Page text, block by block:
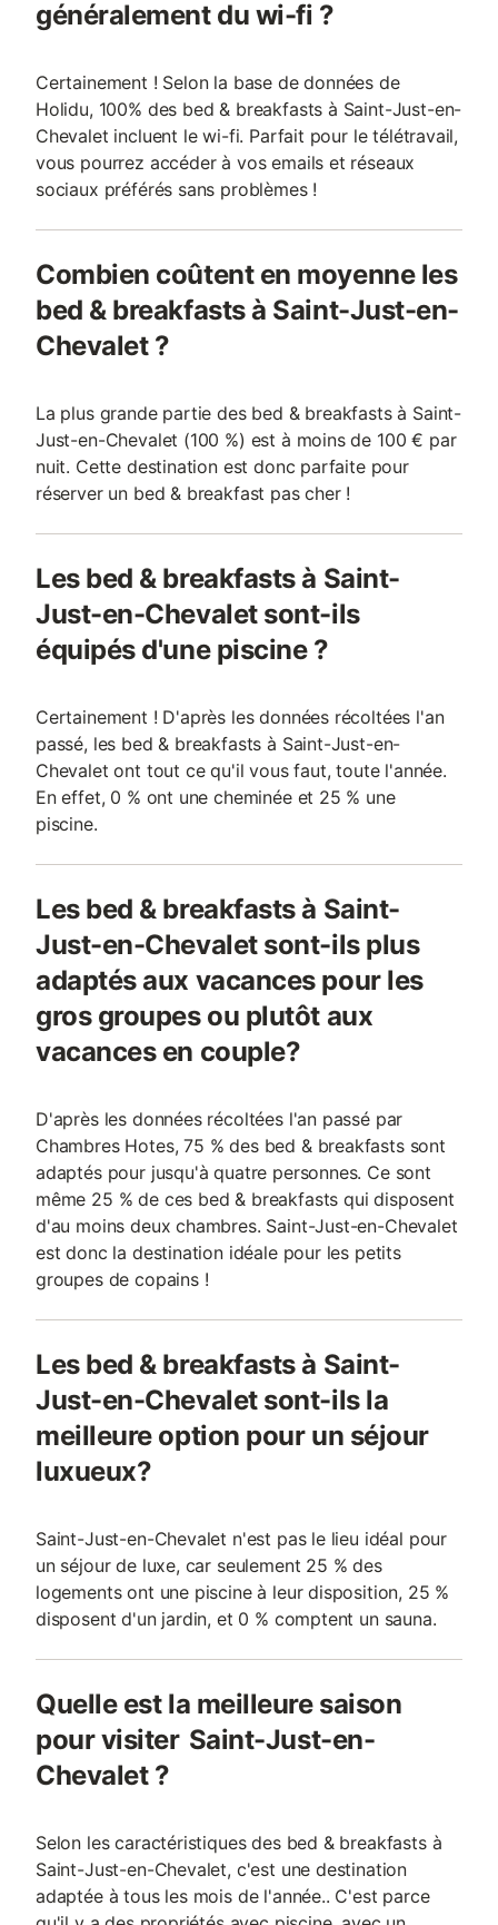
généralement du wi-fi ?
Certainement ! Selon la base de données de
Holidu, 100% des bed & breakfasts à Saint-Just-en-
Chevalet incluent le wi-fi. Parfait pour le télétravail,
vous pourrez accéder à vos emails et réseaux
sociaux préférés sans problèmes !
Combien coûtent en moyenne les
bed & breakfasts à Saint-Just-en-
Chevalet ?
La plus grande partie des bed & breakfasts à Saint-
Just-en-Chevalet (100 %) est à moins de 100 € par
nuit. Cette destination est donc parfaite pour
réserver un bed & breakfast pas cher !
Les bed & breakfasts à Saint-
Just-en-Chevalet sont-ils
équipés d'une piscine ?
Certainement ! D'après les données récoltées l'an
passé, les bed & breakfasts à Saint-Just-en-
Chevalet ont tout ce qu'il vous faut, toute l'année.
En effet, 0 % ont une cheminée et 25 % une
piscine.
Les bed & breakfasts à Saint-
Just-en-Chevalet sont-ils plus
adaptés aux vacances pour les
gros groupes ou plutôt aux
vacances en couple?
D'après les données récoltées l'an passé par
Chambres Hotes, 75 % des bed & breakfasts sont
adaptés pour jusqu'à quatre personnes. Ce sont
même 25 % de ces bed & breakfasts qui disposent
d'au moins deux chambres. Saint-Just-en-Chevalet
est donc la destination idéale pour les petits
groupes de copains !
Les bed & breakfasts à Saint-
Just-en-Chevalet sont-ils la
meilleure option pour un séjour
luxueux?
Saint-Just-en-Chevalet n'est pas le lieu idéal pour
un séjour de luxe, car seulement 25 % des
logements ont une piscine à leur disposition, 25 %
disposent d'un jardin, et 0 % comptent un sauna.
Quelle est la meilleure saison
pour visiter Saint-Just-en-
Chevalet ?
Selon les caractéristiques des bed & breakfasts à
Saint-Just-en-Chevalet, c'est une destination
adaptée à tous les mois de l'année.. C'est parce